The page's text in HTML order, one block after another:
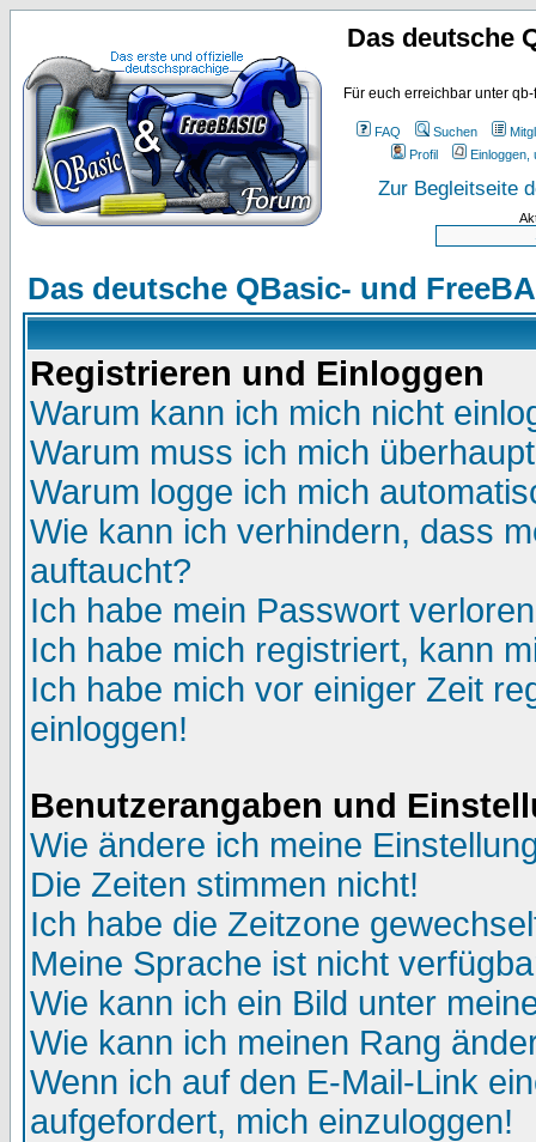
Das deutsche
Für euch erreichbar unter
FAQ Suchen
Profil
Einloggen,
Zur Begleitseite
Das deutsche QBasic- und
Registrieren und Einloggen
Warum kann ich mich nicht
Warum muss ich mich
Warum logge ich mich
Wie kann ich verhindern, dass
auftaucht?
Ich habe mein Passwort
Ich habe mich registriert, kann
Ich habe mich vor einiger Zeit
einloggen!
Benutzerangaben und
Wie ändere ich meine
Die Zeiten stimmen nicht!
Ich habe die Zeitzone
Meine Sprache ist nicht
Wie kann ich ein Bild unter
Wie kann ich meinen Rang
Wenn ich auf den E-Mail-Link
aufgefordert, mich einzuloggen!